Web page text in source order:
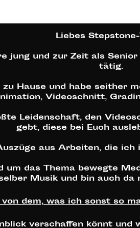
Liebes
jung und zur Zeit als
tätig.
Hause und habe seither
Videoschnitt,
Leidenschaft, den
gebt, diese bei Euch
aus Arbeiten, die
das Thema bewegte
Musik und bin auch
dem, was ich sonst so
verschaffen könnt